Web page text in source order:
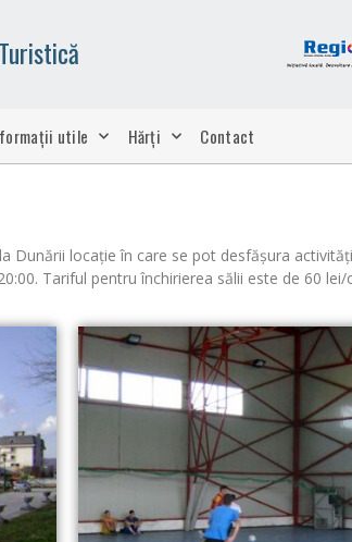
utile Hărți Contact
Dunării locaţie în care se pot desfăşura
Tariful pentru închirierea sălii este de 60 lei/